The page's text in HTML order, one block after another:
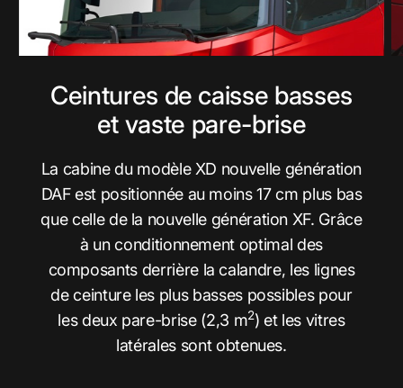
Ceintures de caisse basses
et vaste pare-brise
La cabine du modèle XD nouvelle génération
DAF est positionnée au moins 17 cm plus bas
que celle de la nouvelle génération XF. Grâce
à un conditionnement optimal des
composants derrière la calandre, les lignes
de ceinture les plus basses possibles pour
les deux pare-brise (2,3 m2) et les vitres
latérales sont obtenues.